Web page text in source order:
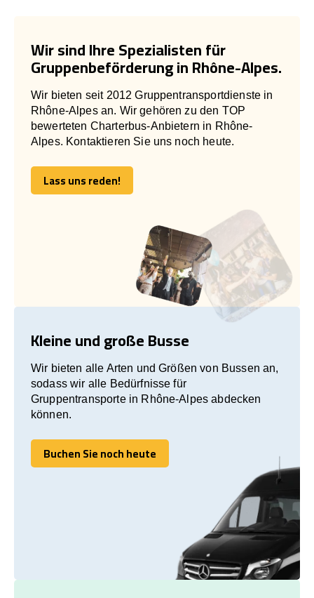
Wir sind Ihre Spezialisten für
Gruppenbeförderung in Rhône-Alpes.
Wir bieten seit 2012 Gruppentransportdienste in
Rhône-Alpes an. Wir gehören zu den TOP
bewerteten Charterbus-Anbietern in Rhône-
Alpes. Kontaktieren Sie uns noch heute.
Lass uns reden!
Lass uns reden!
Kleine und große Busse
Wir bieten alle Arten und Größen von Bussen an,
sodass wir alle Bedürfnisse für
Gruppentransporte in Rhône-Alpes abdecken
können.
Buchen Sie noch heute
Buchen Sie noch heute